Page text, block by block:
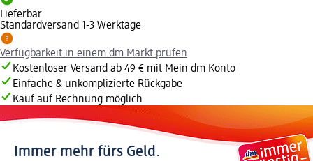
Lieferbar
Standardversand 1-3 Werktage
Verfügbarkeit in einem dm Markt prüfen
Kostenloser Versand ab 49 € mit Mein dm Konto
Einfache & unkomplizierte Rückgabe
Kauf auf Rechnung möglich
Immer mehr fürs Geld.